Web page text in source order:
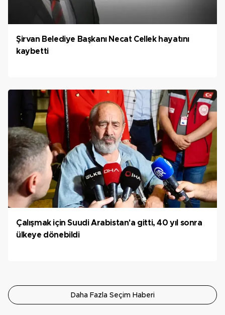
Şirvan Belediye Başkanı Necat Cellek hayatını
kaybetti
Çalışmak için Suudi Arabistan'a gitti, 40 yıl sonra
ülkeye dönebildi
Daha Fazla Seçim Haberi